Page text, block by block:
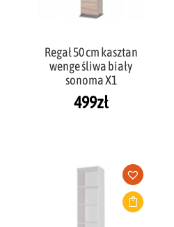
Regał 50 cm kasztan
wenge śliwa biały
sonoma X1
499zł